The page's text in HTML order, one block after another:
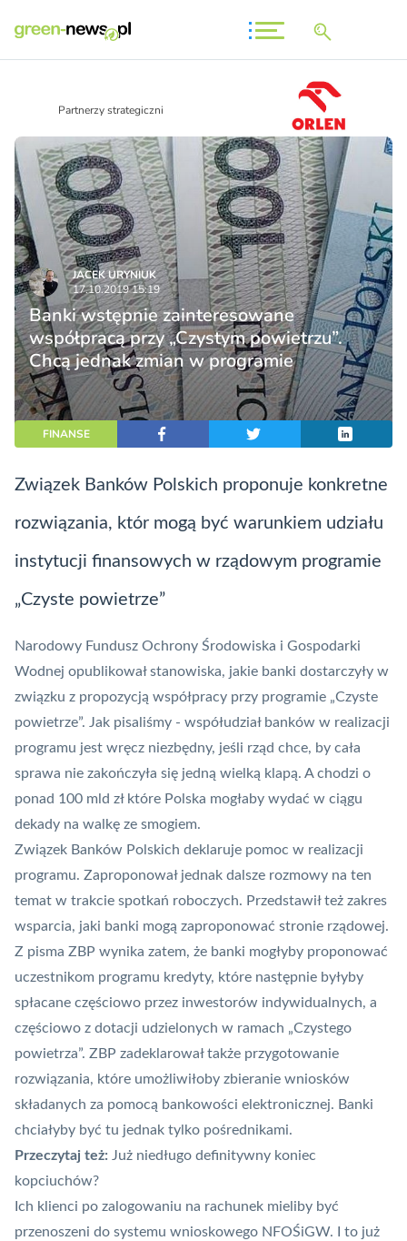
Partnerzy strategiczni
JACEK URYNIUK
17.10.2019 15:19
Banki wstępnie zainteresowane
współpracą przy „Czystym powietrzu”.
Chcą jednak zmian w programie
FINANSE
Związek Banków Polskich proponuje konkretne
rozwiązania, któr mogą być warunkiem udziału
instytucji finansowych w rządowym programie
„Czyste powietrze”
Narodowy Fundusz Ochrony Środowiska i Gospodarki
Wodnej opublikował stanowiska, jakie banki dostarczyły w
związku z propozycją współpracy przy programie „Czyste
powietrze”. Jak pisaliśmy - współudział banków w realizacji
programu jest wręcz niezbędny, jeśli rząd chce, by cała
sprawa nie zakończyła się jedną wielką klapą. A chodzi o
ponad 100 mld zł które Polska mogłaby wydać w ciągu
dekady na walkę ze smogiem.
Związek Banków Polskich deklaruje pomoc w realizacji
programu. Zaproponował jednak dalsze rozmowy na ten
temat w trakcie spotkań roboczych. Przedstawił też zakres
wsparcia, jaki banki mogą zaproponować stronie rządowej.
Z pisma ZBP wynika zatem, że banki mogłyby proponować
uczestnikom programu kredyty, które następnie byłyby
spłacane częściowo przez inwestorów indywidualnych, a
częściowo z dotacji udzielonych w ramach „Czystego
powietrza”. ZBP zadeklarował także przygotowanie
rozwiązania, które umożliwiłoby zbieranie wniosków
składanych za pomocą bankowości elektronicznej. Banki
chciałyby być tu jednak tylko pośrednikami.
Przeczytaj też: Już niedługo definitywny koniec
kopciuchów?
Ich klienci po zalogowaniu na rachunek mieliby być
przenoszeni do systemu wnioskowego NFOŚiGW. I to już